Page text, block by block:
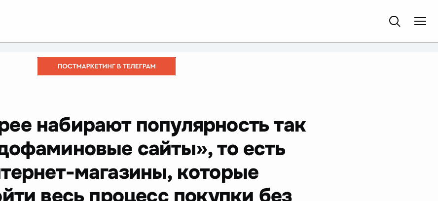
набирают популярность так
сайты», то есть
магазины, которые